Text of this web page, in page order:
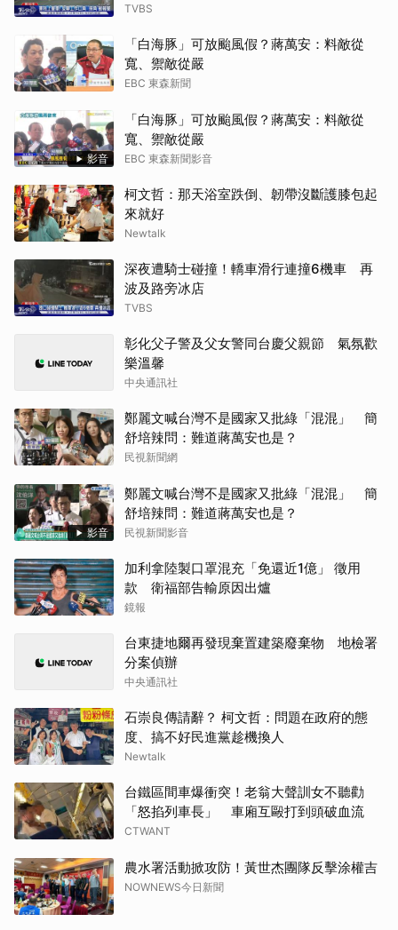
TVBS
「白海豚」可放颱風假？蔣萬安：料敵從
寬、禦敵從嚴
EBC 東森新聞
影音
「白海豚」可放颱風假？蔣萬安：料敵從
寬、禦敵從嚴
EBC 東森新聞影音
柯文哲：那天浴室跌倒、韌帶沒斷護膝包起
來就好
Newtalk
深夜遭騎士碰撞！轎車滑行連撞6機車 再
波及路旁冰店
TVBS
彰化父子警及父女警同台慶父親節 氣氛歡
樂溫馨
中央通訊社
鄭麗文喊台灣不是國家又批綠「混混」 簡
舒培辣問：難道蔣萬安也是？
民視新聞網
影音
鄭麗文喊台灣不是國家又批綠「混混」 簡
舒培辣問：難道蔣萬安也是？
民視新聞影音
加利拿陸製口罩混充「免還近1億」 徵用
款 衛福部告輸原因出爐
鏡報
台東捷地爾再發現棄置建築廢棄物 地檢署
分案偵辦
中央通訊社
石崇良傳請辭？ 柯文哲：問題在政府的態
度、搞不好民進黨趁機換人
Newtalk
台鐵區間車爆衝突！老翁大聲訓女不聽勸
「怒掐列車長」 車廂互毆打到頭破血流
CTWANT
農水署活動掀攻防！黃世杰團隊反擊涂權吉
NOWNEWS今日新聞